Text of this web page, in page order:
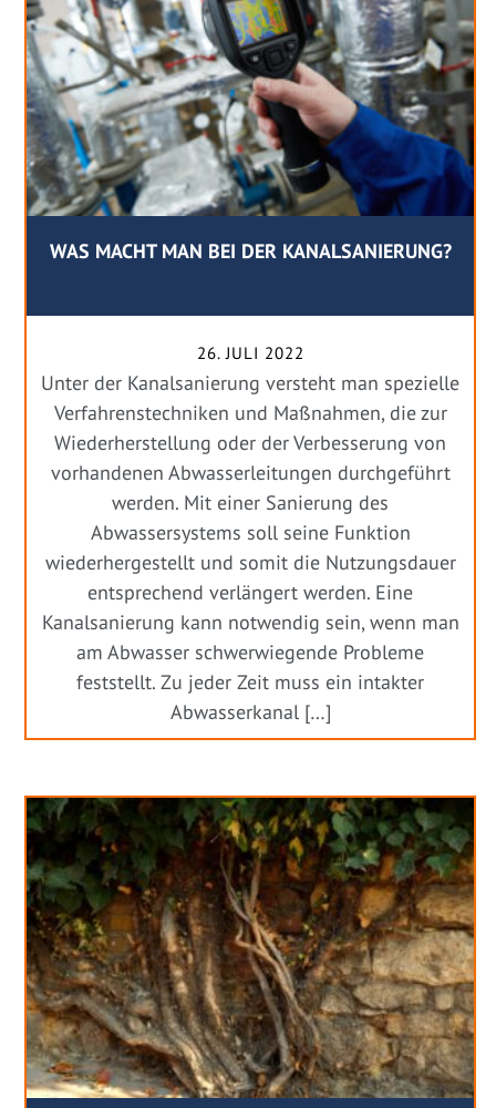
WAS MACHT MAN BEI DER KANALSANIERUNG?
26. JULI 2022
Unter der Kanalsanierung versteht man spezielle
Verfahrenstechniken und Maßnahmen, die zur
Wiederherstellung oder der Verbesserung von
vorhandenen Abwasserleitungen durchgeführt
werden. Mit einer Sanierung des
Abwassersystems soll seine Funktion
wiederhergestellt und somit die Nutzungsdauer
entsprechend verlängert werden. Eine
Kanalsanierung kann notwendig sein, wenn man
am Abwasser schwerwiegende Probleme
feststellt. Zu jeder Zeit muss ein intakter
Abwasserkanal […]